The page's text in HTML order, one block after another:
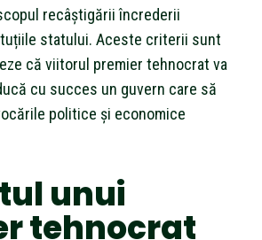
recâștigării încrederii
statului. Aceste criterii sunt
că viitorul premier tehnocrat va
cu succes un guvern care să
politice și economice
unui
tehnocrat